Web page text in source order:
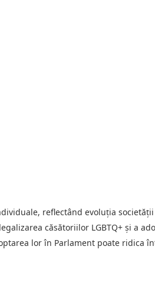
reflectând evoluția
căsătoriilor LGBTQ+ și a
lor în Parlament poate ridica